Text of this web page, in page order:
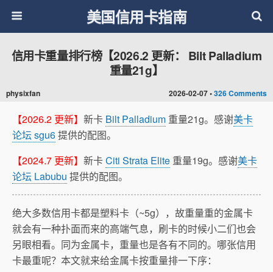
美国信用卡指南
2026-02-07 •326 Comments
信用卡重量排行榜【2026.2 更新： Bilt Palladium
重量21g】
physixfan
【2026.2 更新】 新卡 Bilt Palladium 重量21g。感谢美卡
论坛 sgu6提供的配图。
【2024.7 更新】 新卡Citi Strata Elite 重量19g。感谢美卡
论坛 Labubu 提供的配图。
绝大多数信用卡都是塑料卡（~5g），故重量重的金属卡
就会有一种扑面而来的高端气息，刷卡的时候小二们也会
另眼相看。同为金属卡，重量也是各有不同的。哪张信用
卡最重呢？本文就来给金属卡按重量排一下序：